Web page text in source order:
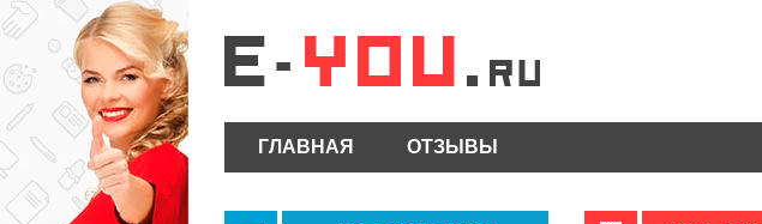
ГЛАВНАЯ ОТЗЫВЫ